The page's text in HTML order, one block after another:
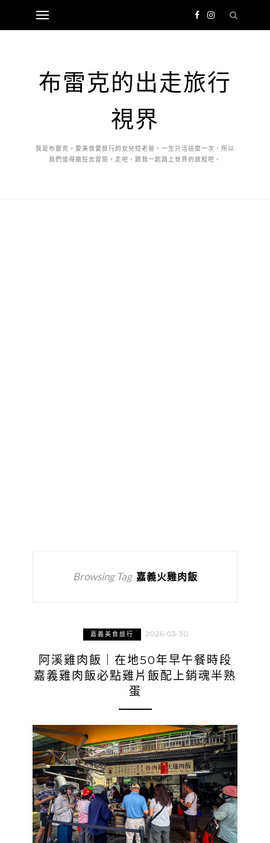
布雷克的出走旅行
視界
我是布雷克，愛美食愛旅行的女兒控老爸，一生只活這麼一次，所以
我們值得瘋狂去冒險，走吧，跟我一起踏上世界的旅程吧。
Browsing Tag 嘉義火雞肉飯
嘉義美食旅行 2026-03-30
阿溪雞肉飯｜在地50年早午餐時段
嘉義雞肉飯必點雞片飯配上銷魂半熟
蛋